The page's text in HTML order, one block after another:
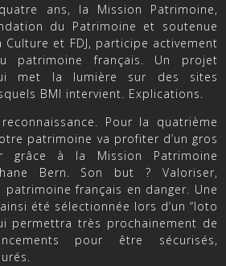
ans, la Mission Patrimoine,
du Patrimoine et soutenue
et FDJ, participe activement
patrimoine français. Un projet
met la lumière sur des sites
BMI intervient. Explications.
Pour la quatrième
patrimoine va profiter d’un gros
grâce à la Mission Patrimoine
Bern. Son but ? Valoriser,
français en danger. Une
été sélectionnée lors d’un “loto
permettra très prochainement de
pour être sécurisés,